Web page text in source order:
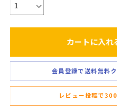
カートに入れ
会員登録で送料無料
レビュー投稿で